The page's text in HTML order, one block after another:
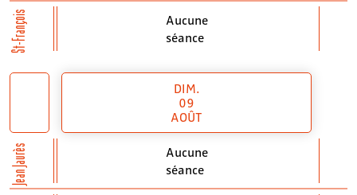
St-François
Aucune
séance
Jean Jaurès
DIM.
09
AOÛT
Aucune
séance